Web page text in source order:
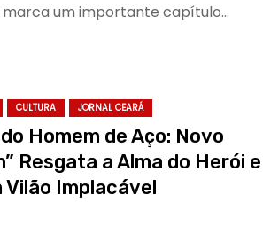
marca um importante capítulo…
CULTURA JORNAL CEARÁ
Homem de Aço: Novo
Resgata a Alma do Herói e
Implacável